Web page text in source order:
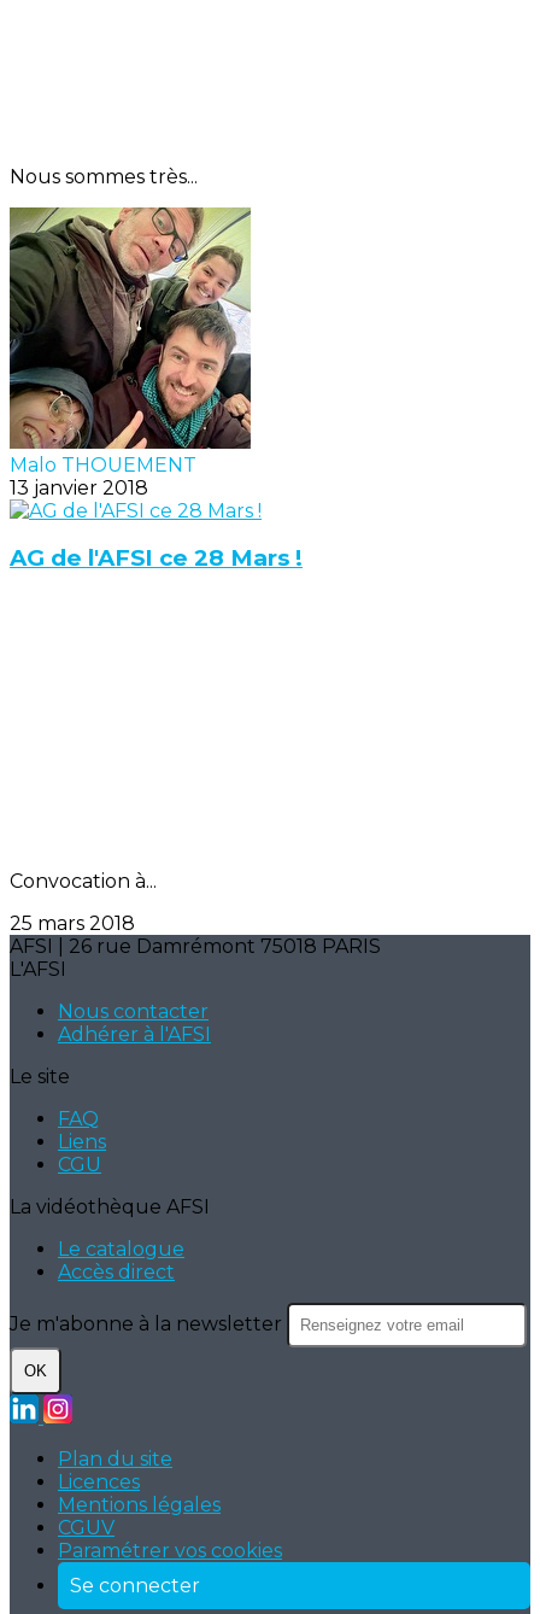
Nous sommes très...
Malo THOUEMENT
13 janvier 2018
AG de l'AFSI ce 28 Mars !
Convocation à...
25 mars 2018
AFSI | 26 rue Damrémont 75018 PARIS
L'AFSI
Nous contacter
Adhérer à l'AFSI
Le site
FAQ
Liens
CGU
La vidéothèque AFSI
Le catalogue
Accès direct
Je m'abonne à la newsletter
OK
Plan du site
Licences
Mentions légales
CGUV
Paramétrer vos cookies
Se connecter